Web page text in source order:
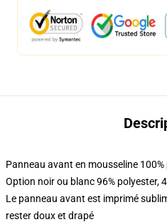
Panneau avant en mousseline
Option noir ou blanc 96% polyester,
Le panneau avant est imprimé
rester doux et drapé